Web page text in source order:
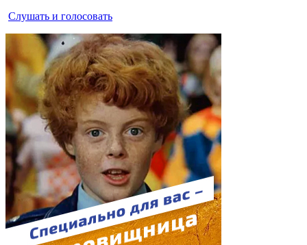
Слушать и голосовать